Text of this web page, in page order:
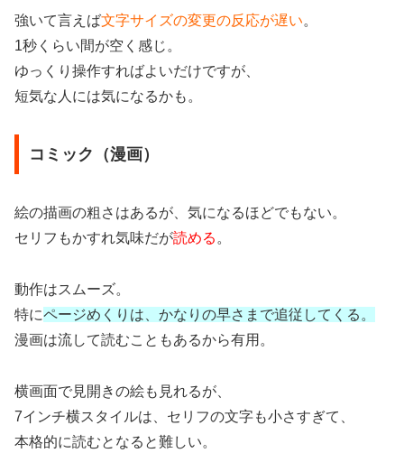
強いて言えば文字サイズの変更の反応が遅い。
1秒くらい間が空く感じ。
ゆっくり操作すればよいだけですが、
短気な人には気になるかも。
コミック（漫画）
絵の描画の粗さはあるが、気になるほどでもない。
セリフもかすれ気味だが読める 。
動作はスムーズ。
特にページめくりは、かなりの早さまで追従してくる。
漫画は流して読むこともあるから有用。
横画面で見開きの絵も見れるが、
7インチ横スタイルは、セリフの文字も小さすぎて、
本格的に読むとなると難しい。